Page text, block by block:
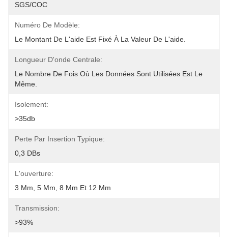
SGS/COC
Numéro De Modèle:
Le Montant De L'aide Est Fixé À La Valeur De L'aide.
Longueur D'onde Centrale:
Le Nombre De Fois Où Les Données Sont Utilisées Est Le
Même.
Isolement:
>35db
Perte Par Insertion Typique:
0,3 DBs
L'ouverture:
3 Mm, 5 Mm, 8 Mm Et 12 Mm
Transmission:
>93%